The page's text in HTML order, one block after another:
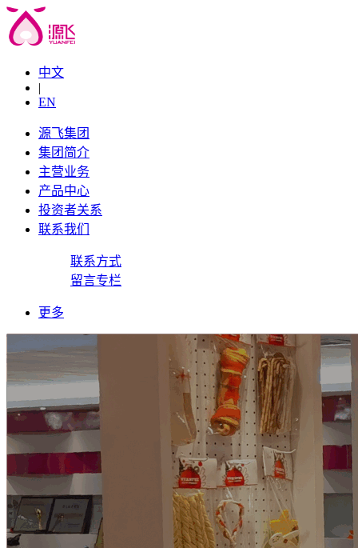
中文
|
EN
源飞集团
集团简介
主营业务
产品中心
投资者关系
联系我们
联系方式
留言专栏
更多